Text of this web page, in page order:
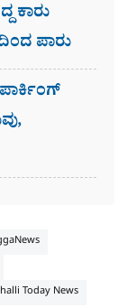
ಕಾರು
ಪಾರು
Today News